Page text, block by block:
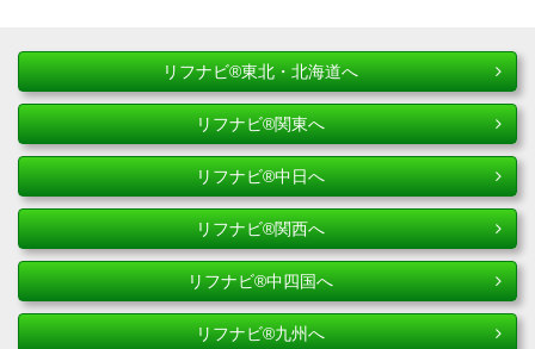
リフナビ®東北・北海道へ
リフナビ®関東へ
リフナビ®中日へ
リフナビ®関西へ
リフナビ®中四国へ
リフナビ®九州へ